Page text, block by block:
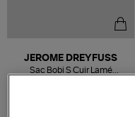
JEROME DREYFUSS
Sac Bobi S Cuir Lamé